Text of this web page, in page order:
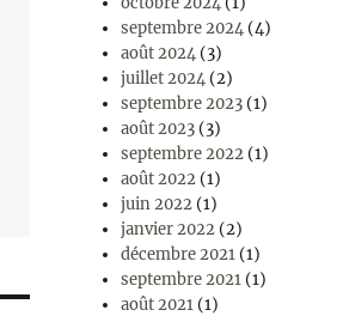
septembre 2024 (4)
août 2024 (3)
juillet 2024 (2)
septembre 2023 (1)
août 2023 (3)
septembre 2022 (1)
août 2022 (1)
juin 2022 (1)
janvier 2022 (2)
décembre 2021 (1)
septembre 2021 (1)
août 2021 (1)